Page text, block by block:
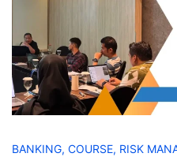
BANKING, COURSE, RISK